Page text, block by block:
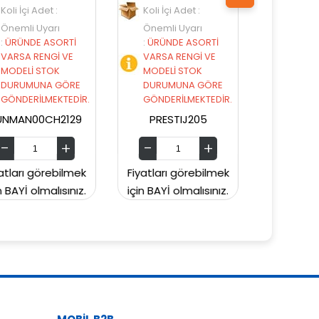
Koli İçi Adet :
Önemli Uyarı
:ÜRÜNDE ASORTİ
VARSA RENGİ VE
MODELİ STOK
DURUMUNA GÖRE
GÖNDERİLMEKTEDİR.
PRESTIJ205
Fiyatları görebilmek
için BAYİ olmalısınız.
Koli İçi Adet :
Önemli Uyarı
:ÜRÜNDE ASORTİ
VARSA RENGİ VE
MODELİ STOK
DURUMUNA GÖRE
GÖNDERİLMEKTEDİR.
PRESTIJ203
Fiyatları görebilmek
için BAYİ olmalısınız.